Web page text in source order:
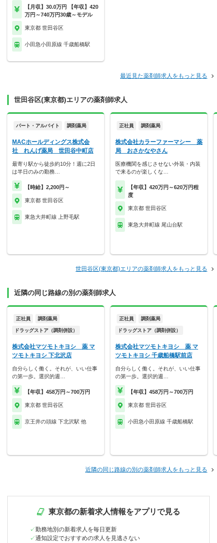
【月収】30.0万円 【年収】420
万円～740万円30歳～モデル
東京都 世田谷区
小田急小田原線 千歳船橋駅
最近見た薬剤師求人をもっと見る
世田谷区(東京都)エリアの薬剤師求人
パート・アルバイト 調剤薬局
MACホールディングス株式会
社 れんげ薬局 世田谷中町店
最寄り駅から徒歩約10分！週に2日
は半日のみの勤務…
【時給】2,200円～
東京都 世田谷区
東急大井町線 上野毛駅
正社員 調剤薬局
株式会社カラーファーマシー 薬
局 おさかなやさん
医療機関を感じさせない外装・内装
で来るのが楽しくな…
【年収】420万円～620万円程
度
東京都 世田谷区
東急大井町線 尾山台駅
世田谷区(東京都)エリアの薬剤師求人をもっと見る
近隣の同じ路線の別の薬剤師求人
正社員 調剤薬局
ドラッグストア（調剤併設）
株式会社マツモトキヨシ 薬 マ
ツモトキヨシ 下北沢店
自分らしく働く。それが、いい仕事
の第一歩。選択的週…
【年収】458万円～700万円
東京都 世田谷区
京王井の頭線 下北沢駅 他
正社員 調剤薬局
ドラッグストア（調剤併設）
株式会社マツモトキヨシ 薬 マ
ツモトキヨシ 千歳船橋駅前店
自分らしく働く。それが、いい仕事
の第一歩。選択的週…
【年収】458万円～700万円
東京都 世田谷区
小田急小田原線 千歳船橋駅
近隣の同じ路線の別の薬剤師求人をもっと見る
東京都の新着求人情報をアプリで見る
勤務地別の新着求人を毎日更新
通知設定でおすすめの求人を見逃さない